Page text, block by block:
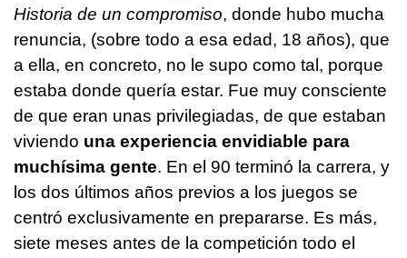
Historia de un compromiso, donde hubo mucha
renuncia, (sobre todo a esa edad, 18 años), que
a ella, en concreto, no le supo como tal, porque
estaba donde quería estar. Fue muy consciente
de que eran unas privilegiadas, de que estaban
viviendo una experiencia envidiable para
muchísima gente. En el 90 terminó la carrera, y
los dos últimos años previos a los juegos se
centró exclusivamente en prepararse. Es más,
siete meses antes de la competición todo el